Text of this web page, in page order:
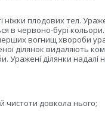
ніжки плодових тел.
в червоно-бурі кольори.
вогнищ хвороби
ділянок видаляють
ділянки надалі
чистоти довкола нього;